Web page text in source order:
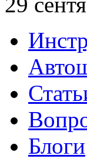
Блоги